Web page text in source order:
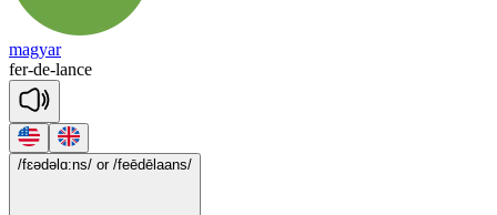
magyar
fer-de-lance
/fɛədəlɑ:ns/ or /feēdēlaans/